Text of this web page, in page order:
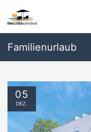
Familienurlaub
05
DEZ.